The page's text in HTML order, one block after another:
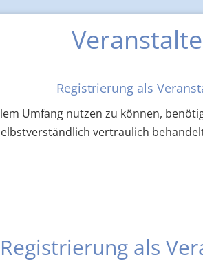
Registrierung als
Umfang nutzen zu können,
vertraulich
Registrierung als